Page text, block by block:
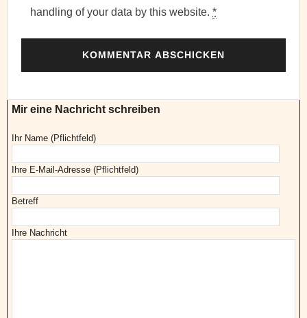
handling of your data by this website. *
Mir eine Nachricht schreiben
Ihr Name (Pflichtfeld)
Ihre E-Mail-Adresse (Pflichtfeld)
Betreff
Ihre Nachricht